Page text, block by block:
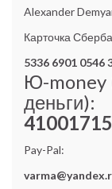
Alexander
Карточка
5336 6901 0546
Ю-money
деньги):
Pay-Pal: